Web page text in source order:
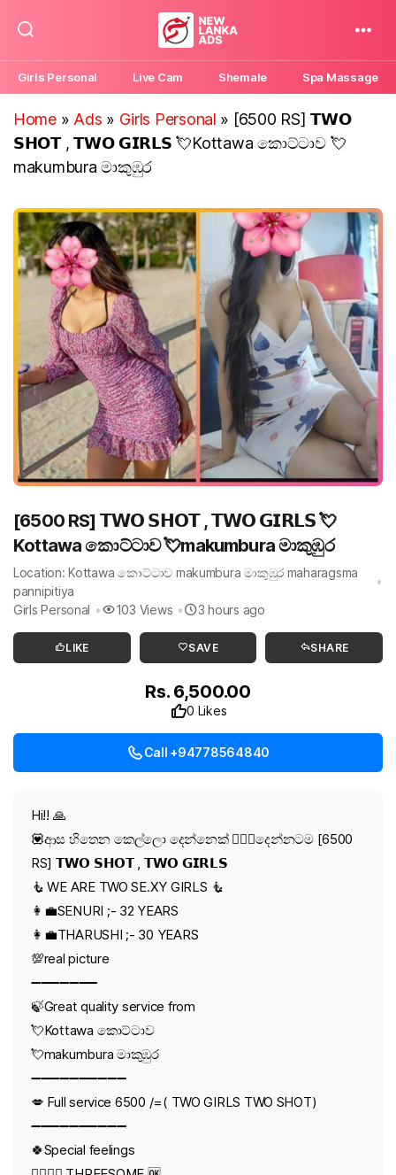
New
Lanka
Ads
Girls Personal Live Cam Shemale Spa Massage
Home» Ads » Girls Personal » [6500 RS] 𝗧𝗪𝗢
𝗦𝗛𝗢𝗧 , 𝗧𝗪𝗢 𝗚𝗜𝗥𝗟𝗦 💘Kottawa කොට්ටාව 💘
makumbura මාකුඹුර
[6500 RS] 𝗧𝗪𝗢 𝗦𝗛𝗢𝗧 , 𝗧𝗪𝗢 𝗚𝗜𝗥𝗟𝗦 💘
Kottawa කොට්ටාව 💘makumbura මාකුඹුර
Location: Kottawa කොට්ටාව makumbura මාකුඹුර maharagsma
pannipitiya
Girls Personal
103 Views 3 hours ago
LIKE SAVE SHARE
Rs. 6,500.00
0 Likes
Call +94778564840
Hi!! 🙏
💟ආස හිතෙන කෙල්ලො දෙන්නෙක් 👩‍❤‍👩දෙන්නටම [6500
RS] 𝗧𝗪𝗢 𝗦𝗛𝗢𝗧 , 𝗧𝗪𝗢 𝗚𝗜𝗥𝗟𝗦
🧜 WE ARE TWO SE.XY GIRLS 🧜
👩‍💼SENURI ;- 32 YEARS
👩‍💼THARUSHI ;- 30 YEARS
💯real picture
➖➖➖➖➖➖➖
🍃Great quality service from
💘Kottawa කොට්ටාව
💘makumbura මාකුඹුර
➖➖➖➖➖➖➖➖➖➖
💋 Full service 6500 /=( TWO GIRLS TWO SHOT)
➖➖➖➖➖➖➖➖➖➖
🍀Special feelings